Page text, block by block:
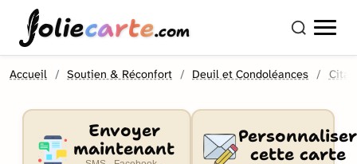
oliecarte.com
Accueil Soutien & Réconfort Deuil et Condoléances
Envoyer
maintenant
Personnaliser
cette carte